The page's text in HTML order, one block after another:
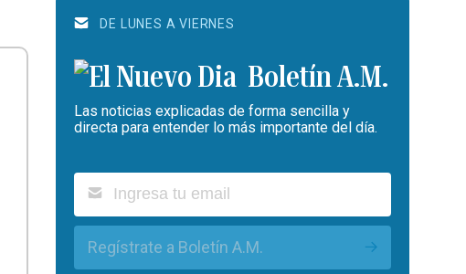
DE LUNES A VIERNES
Boletín A.M.
Las noticias explicadas de forma sencilla y
directa para entender lo más importante del día.
Regístrate a Boletín A.M.